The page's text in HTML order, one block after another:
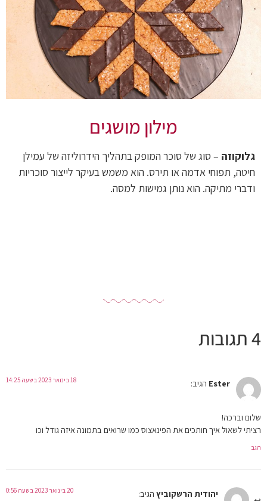
מילון מושגים
גלוקוזה – סוג של סוכר המופק בתהליך הידרוליזה של עמילן
חיטה, תפוחי אדמה או תירס. הוא משמש בעיקר לייצור סוכריות
ודברי מתיקה. הוא נותן גמישות למסה.
4 תגובות
Ester הגיב: 18 בינואר 2023 בשעה 14:25
שלום וברכה!
רציתי לשאול איך חותכים את הפינאצוס כמו שרואים בתמונה איזה גודל וכו
הגב
יהודית הרשקוביץ הגיב: 20 בינואר 2023 בשעה 0:56